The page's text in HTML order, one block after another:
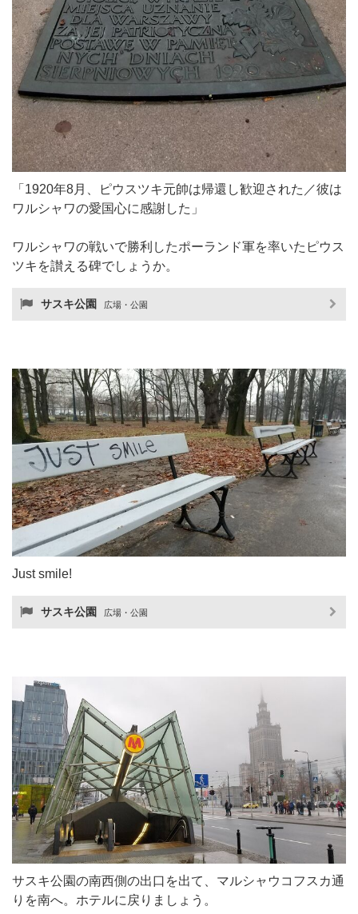
「1920年8月、ピウスツキ元帥は帰還し歓迎された／彼は
ワルシャワの愛国心に感謝した」
ワルシャワの戦いで勝利したポーランド軍を率いたピウス
ツキを讃える碑でしょうか。
サスキ公園 広場・公園
Just smile!
サスキ公園 広場・公園
サスキ公園の南西側の出口を出て、マルシャウコフスカ通
りを南へ。ホテルに戻りましょう。